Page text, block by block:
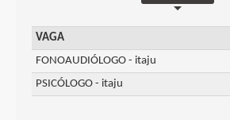
VAGA
FONOAUDIÓLOGO - itaju
PSICÓLOGO - itaju